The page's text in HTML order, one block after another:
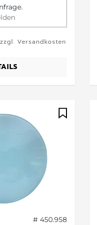
Versandkosten
# 450.958